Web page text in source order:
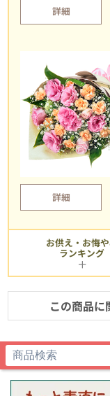
詳細
詳細
お供え・お悔
ランキング
この商品に